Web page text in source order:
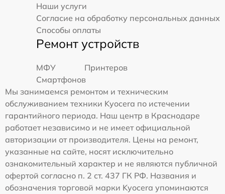
Наши услуги
Согласие на обработку персональных данных
Способы оплаты
Ремонт устройств
МФУ
Принтеров
Смартфонов
Мы занимаемся ремонтом и техническим
обслуживанием техники Kyocera по истечении
гарантийного периода. Наш центр в Краснодаре
работает независимо и не имеет официальной
авторизации от производителя. Цены на ремонт,
указанные на сайте, носят исключительно
ознакомительный характер и не являются публичной
офертой согласно п. 2 ст. 437 ГК РФ. Названия и
обозначения торговой марки Kyocera упоминаются